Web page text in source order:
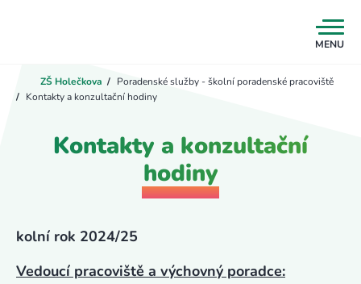
MENU
ZŠ Holečkova / Poradenské služby - školní poradenské pracoviště
/ Kontakty a konzultační hodiny
Kontakty a konzultační
hodiny
kolní rok 2024/25
Vedoucí pracoviště a výchovný poradce: